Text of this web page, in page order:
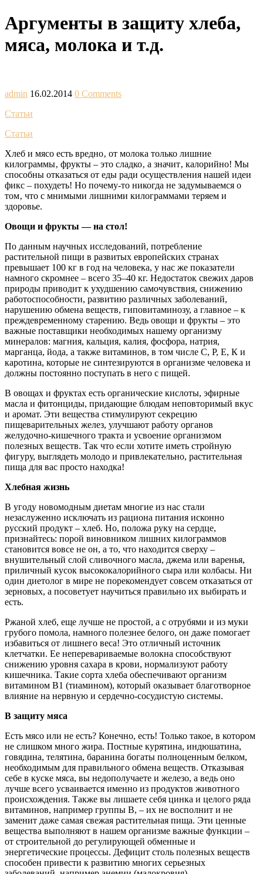
Аргументы в защиту хлеба,
мяса, молока и т.д.
admin 16.02.2014 0 Comments
Статьи
Статьи
Хлеб и мясо есть вредно‚ от молока только лишние
килограммы‚ фрукты – это сладко‚ а значит‚ калорийно! Мы
способны отказаться от еды ради осуществления нашей идеи
фикс – похудеть! Но почему-то никогда не задумываемся о
том‚ что с мнимыми лишними килограммами теряем и
здоровье.
Овощи и фрукты — на стол!
По данным научных исследований, потребление
растительной пищи в развитых европейских странах
превышает 100 кг в год на человека, у нас же показатели
намного скромнее – всего 35–40 кг. Недостаток свежих даров
природы приводит к ухудшению самочувствия, снижению
работоспособности, развитию различных заболеваний,
нарушению обмена веществ, гиповитаминозу, а главное – к
преждевременному старению. Ведь овощи и фрукты – это
важные поставщики необходимых нашему организму
минералов: магния, кальция, калия, фосфора, натрия,
марганца, йода, а также витаминов, в том числе С, Р, Е, К и
каротина, которые не синтезируются в организме человека и
должны постоянно поступать в него с пищей.
В овощах и фруктах есть органические кислоты, эфирные
масла и фитонциды, придающие блюдам неповторимый вкус
и аромат. Эти вещества стимулируют секрецию
пищеварительных желез, улучшают работу органов
желудочно-кишечного тракта и усвоение организмом
полезных веществ. Так что если хотите иметь стройную
фигуру, выглядеть молодо и привлекательно, растительная
пища для вас просто находка!
Хлебная жизнь
В угоду новомодным диетам многие из нас стали
незаслуженно исключать из рациона питания исконно
русский продукт – хлеб. Но, положа руку на сердце,
признайтесь: порой виновником лишних килограммов
становится вовсе не он, а то, что находится сверху –
внушительный слой сливочного масла, джема или варенья,
приличный кусок высококалорийного сыра или колбасы. Ни
один диетолог в мире не порекомендует совсем отказаться от
зерновых, а посоветует научиться правильно их выбирать и
есть.
Ржаной хлеб, еще лучше не простой, а с отрубями и из муки
грубого помола, намного полезнее белого, он даже помогает
избавиться от лишнего веса! Это отличный источник
клетчатки. Ее неперевариваемые волокна способствуют
снижению уровня сахара в крови, нормализуют работу
кишечника. Такие сорта хлеба обеспечивают организм
витамином В1 (тиамином), который оказывает благотворное
влияние на нервную и сердечно-сосудистую системы.
В защиту мяса
Есть мясо или не есть? Конечно, есть! Только такое, в котором
не слишком много жира. Постные курятина, индюшатина,
говядина, телятина, баранина богаты полноценным белком,
необходимым для правильного обмена веществ. Отказывая
себе в куске мяса, вы недополучаете и железо, а ведь оно
лучше всего усваивается именно из продуктов животного
происхождения. Также вы лишаете себя цинка и целого ряда
витаминов, например группы B, – их не восполнит и не
заменит даже самая свежая растительная пища. Эти ценные
вещества выполняют в нашем организме важные функции –
от строительной до регулирующей обменные и
энергетические процессы. Дефицит столь полезных веществ
способен привести к развитию многих серьезных